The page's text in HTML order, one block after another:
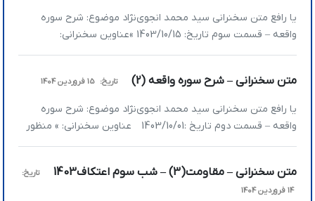
》مروری بر خدمات و مجاهدت‌های […]
یا رافع متن سخنرانی سید محمد انجوی‌نژاد موضوع: شرح سوره
واقعه – قسمت سوم تاریخ: 1403/10/15 »عناوین سخنرانی:
»السابقون چه کسانی هستند؟ »السابقون در انفاق »السابقون در
چه کسانی هستند؟ در ادامه بحث نگاهی به سوره واقعه به
»وَالسَّابِقُونَ السَّابِقُونَ أُولَئِكَ الْمُقَرَّبُونَ فِي جَنَّاتِ النَّعِيمِ […]
متن سخنرانی – شرح سوره واقعه (2) تاریخ: 15 فروردین 1404
یا رافع متن سخنرانی سید محمد انجوی‌نژاد موضوع: شرح سوره
واقعه – قسمت دوم تاریخ :1403/10/01 عناوین سخنرانی: » منظور
از زوج آفریده‌شدن در سوره واقعه چیست؟ » در آن دنیا مشخص
هستند! » وَالسَّابِقُونَ السَّابِقُونَ چه کسانی هستند؟ بِسْمِ اللَّهِ
الرَّحْمَنِ […]
متن سخنرانی – مقاومت(3) – شب سوم اعتکاف1403
تاریخ:
14 فروردین 1404